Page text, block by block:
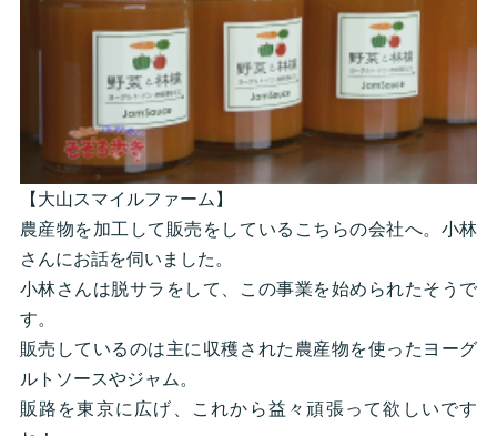
【大山スマイルファーム】
農産物を加工して販売をしているこちらの会社へ。小林
さんにお話を伺いました。
小林さんは脱サラをして、この事業を始められたそうで
す。
販売しているのは主に収穫された農産物を使ったヨーグ
ルトソースやジャム。
販路を東京に広げ、これから益々頑張って欲しいです